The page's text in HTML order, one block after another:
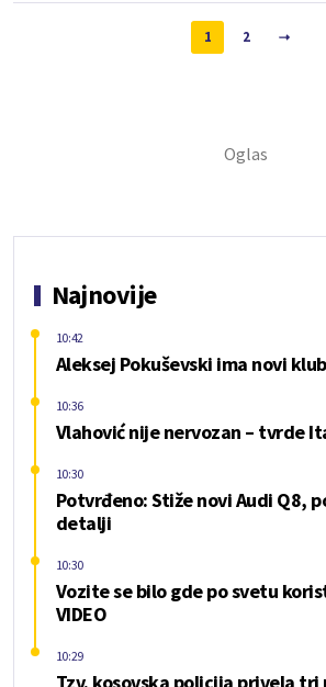
1 2
Najnovije
Aleksej Pokuševski ima novi klub
10:42
Vlahović nije nervozan – tvrde
10:36
Potvrđeno: Stiže novi Audi Q8,
detalji
10:30
Vozite se bilo gde po svetu
VIDEO
10:30
10:29